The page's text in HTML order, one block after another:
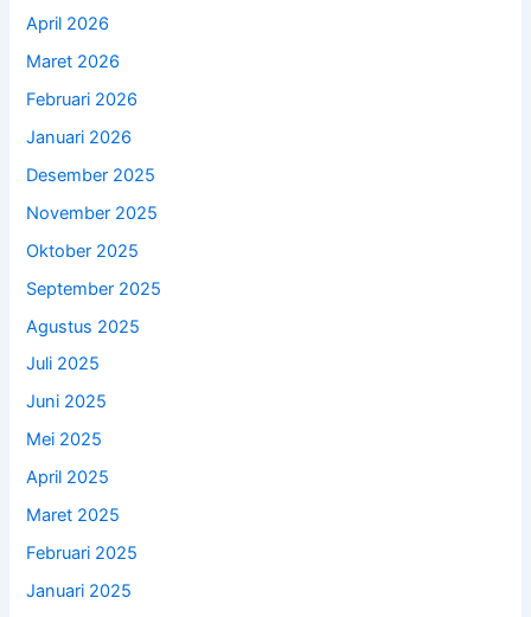
April 2026
Maret 2026
Februari 2026
Januari 2026
Desember 2025
November 2025
Oktober 2025
September 2025
Agustus 2025
Juli 2025
Juni 2025
Mei 2025
April 2025
Maret 2025
Februari 2025
Januari 2025